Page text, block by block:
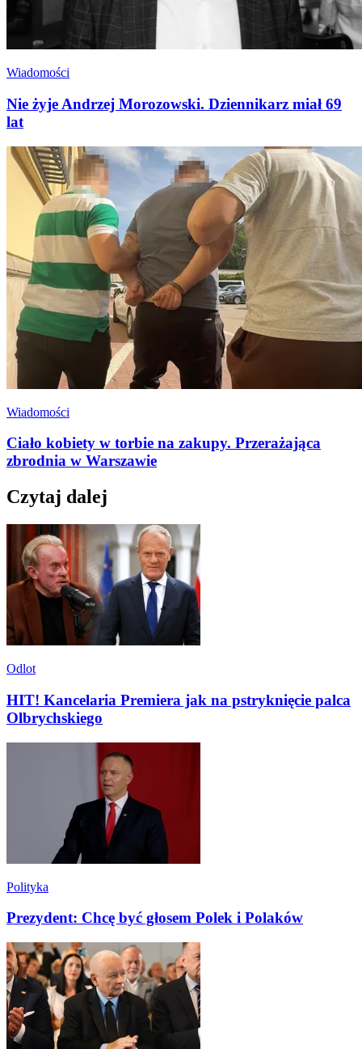
Wiadomości
Nie żyje Andrzej Morozowski. Dziennikarz miał 69
lat
Wiadomości
Ciało kobiety w torbie na zakupy. Przerażająca
zbrodnia w Warszawie
Czytaj dalej
Odlot
HIT! Kancelaria Premiera jak na pstryknięcie palca
Olbrychskiego
Polityka
Prezydent: Chcę być głosem Polek i Polaków